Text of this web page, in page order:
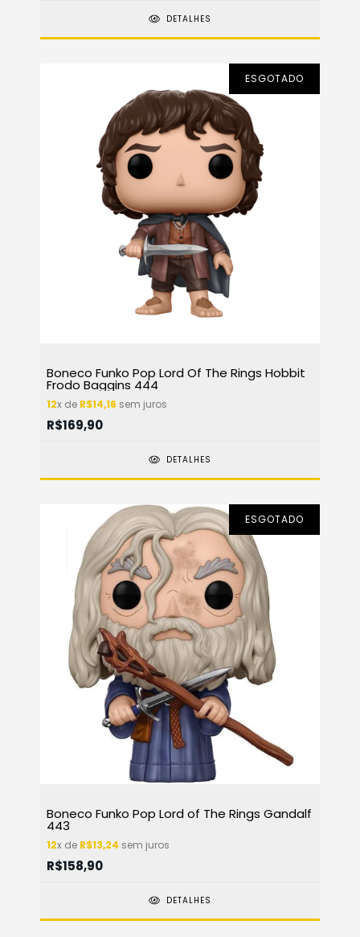
DETALHES
ESGOTADO
Boneco Funko Pop Lord Of The Rings Hobbit
Frodo Baggins 444
12x de R$14,16 sem juros
R$169,90
DETALHES
ESGOTADO
Boneco Funko Pop Lord of The Rings Gandalf
443
12x de R$13,24 sem juros
R$158,90
DETALHES